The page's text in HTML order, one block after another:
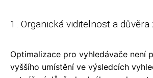
1. Organická viditelnost a důvěra
Optimalizace pro vyhledávače není
vyššího umístění ve výsledcích